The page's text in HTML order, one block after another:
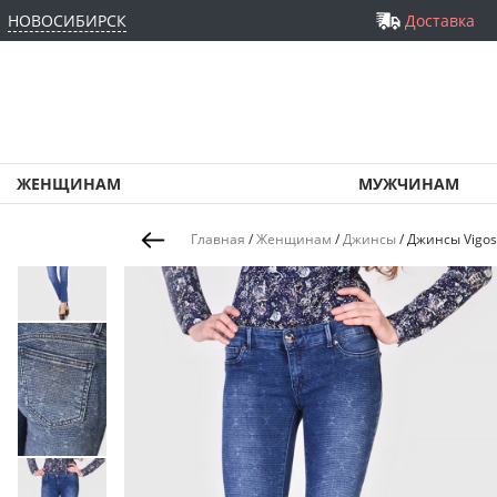
НОВОСИБИРСК Доставка
ЖЕНЩИНАМ МУЖЧИНАМ
Главная /Женщинам /Джинсы/Джинсы